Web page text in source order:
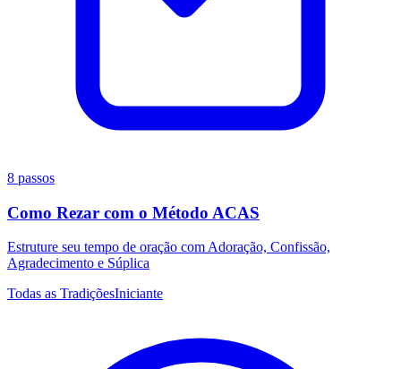
8 passos
Como Rezar com o Método ACAS
Estruture seu tempo de oração com Adoração, Confissão,
Agradecimento e Súplica
Todas as TradiçõesIniciante